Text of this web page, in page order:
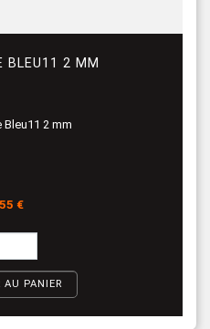
BLEU11 2 MM
2 mm
€
AU PANIER